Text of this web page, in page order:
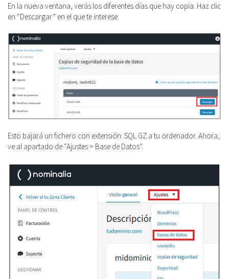
En la nueva ventana, verás los diferentes días que hay copia. Haz clic
en “Descargar” en el que te interese:
Esto bajará un fichero con extensión .SQL.GZ a tu ordenador. Ahora,
ve al apartado de “Ajustes > Base de Datos”.